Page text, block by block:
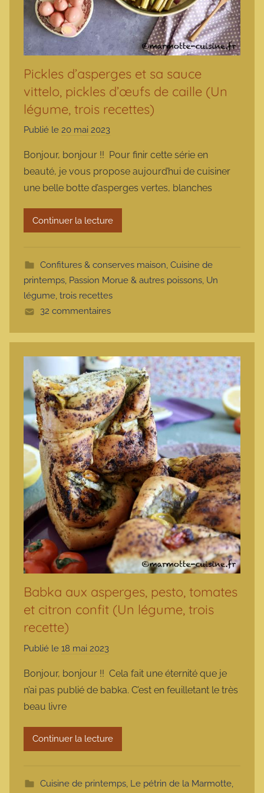
Pickles d’asperges et sa sauce
vittelo, pickles d’œufs de caille (Un
légume, trois recettes)
Publié le 20 mai 2023
r
m
a
r
m
t
e
Bonjour, bonjour !! Pour finir cette série en
beauté, je vous propose aujourd’hui de cuisiner
une belle botte d’asperges vertes, blanches
Continuer la lecture
Confitures & conserves maison, Cuisine de
printemps, Passion Morue & autres poissons, Un
légume, trois recettes
32 commentaires
Babka aux asperges, pesto, tomates
et citron confit (Un légume, trois
recette)
Publié le 18 mai 2023
r
m
r
m
t
Bonjour, bonjour !! Cela fait une éternité que je
n’ai pas publié de babka. C’est en feuilletant le très
beau livre
Continuer la lecture
Cuisine de printemps, Le pétrin de la Marmotte,